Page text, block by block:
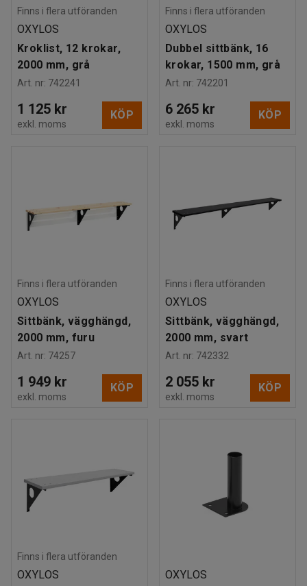
Finns i flera utföranden
OXYLOS
Kroklist, 12 krokar,
2000 mm, grå
Art. nr: 742241
1 125 kr
exkl. moms
KÖP
Finns i flera utföranden
OXYLOS
Dubbel sittbänk, 16
krokar, 1500 mm, grå
Art. nr: 742201
6 265 kr
exkl. moms
KÖP
Finns i flera utföranden
OXYLOS
Sittbänk, vägghängd,
2000 mm, furu
Art. nr: 74257
1 949 kr
exkl. moms
KÖP
Finns i flera utföranden
OXYLOS
Sittbänk, vägghängd,
2000 mm, svart
Art. nr: 742332
2 055 kr
exkl. moms
KÖP
Finns i flera utföranden
OXYLOS
OXYLOS